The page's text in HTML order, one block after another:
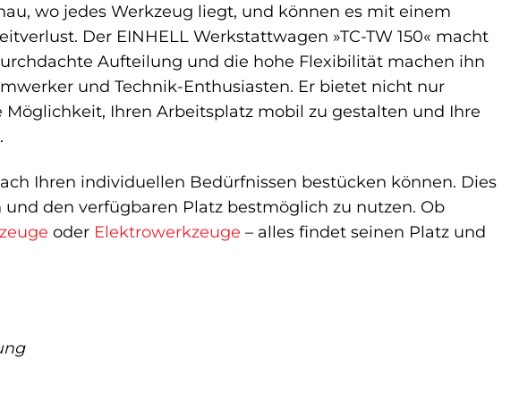
wo jedes Werkzeug liegt, und können es mit einem
Der EINHELL Werkstattwagen »TC-TW 150« macht
Aufteilung und die hohe Flexibilität machen ihn
und Technik-Enthusiasten. Er bietet nicht nur
Ihren Arbeitsplatz mobil zu gestalten und Ihre
Ihren individuellen Bedürfnissen bestücken können. Dies
den verfügbaren Platz bestmöglich zu nutzen. Ob
oder Elektrowerkzeuge – alles findet seinen Platz und